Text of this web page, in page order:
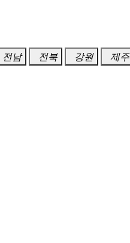
전남 전북 강원 제주